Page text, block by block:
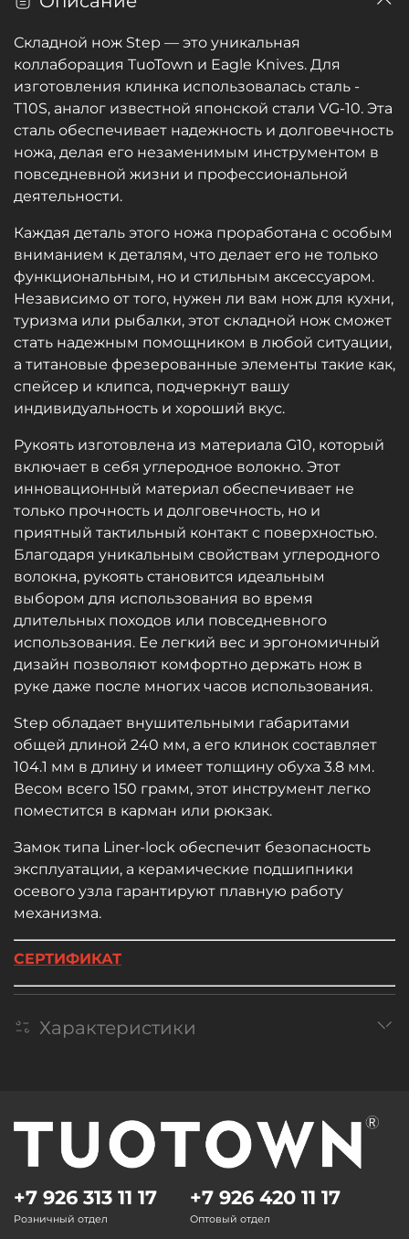
Складной нож Step — это уникальная
коллаборация TuoTown и Eagle Knives. Для
изготовления клинка использовалась сталь -
T10S, аналог известной японской стали VG-10. Эта
сталь обеспечивает надежность и долговечность
ножа, делая его незаменимым инструментом в
повседневной жизни и профессиональной
деятельности.
Каждая деталь этого ножа проработана с особым
вниманием к деталям, что делает его не только
функциональным, но и стильным аксессуаром.
Независимо от того, нужен ли вам нож для кухни,
туризма или рыбалки, этот складной нож сможет
стать надежным помощником в любой ситуации,
а титановые фрезерованные элементы такие как,
спейсер и клипса, подчеркнут вашу
индивидуальность и хороший вкус.
Рукоять изготовлена из материала G10, который
включает в себя углеродное волокно. Этот
инновационный материал обеспечивает не
только прочность и долговечность, но и
приятный тактильный контакт с поверхностью.
Благодаря уникальным свойствам углеродного
волокна, рукоять становится идеальным
выбором для использования во время
длительных походов или повседневного
использования. Ее легкий вес и эргономичный
дизайн позволяют комфортно держать нож в
руке даже после многих часов использования.
Step обладает внушительными габаритами
общей длиной 240 мм, а его клинок составляет
104.1 мм в длину и имеет толщину обуха 3.8 мм.
Весом всего 150 грамм, этот инструмент легко
поместится в карман или рюкзак.
Замок типа Liner-lock обеспечит безопасность
эксплуатации, а керамические подшипники
осевого узла гарантируют плавную работу
механизма.
CЕРТИФИКАТ
Характеристики
+7 926 313 11 17
Розничный отдел
+7 926 420 11 17
Оптовый отдел